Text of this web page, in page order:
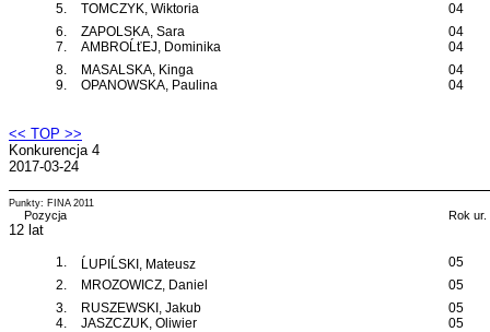
5.
TOMCZYK, Wiktoria
04
6.
ZAPOLSKA, Sara
04
7.
AMBROĹťEJ, Dominika
04
8.
MASALSKA, Kinga
04
9.
OPANOWSKA, Paulina 04
<< TOP >>
Konkurencja 4
2017-03-24
Punkty: FINA 2011
Pozycja Rok ur.
12 lat
1. ĹUPIĹSKI, Mateusz
05
2.
MROZOWICZ, Daniel
05
3.
RUSZEWSKI, Jakub
05
4.
JASZCZUK, Oliwier
05